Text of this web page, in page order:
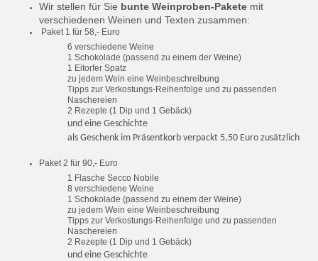
Wir stellen für Sie bunte Weinproben-Pakete mit
verschiedenen Weinen und Texten zusammen:
Paket 1 für 58,- Euro
6 verschiedene Weine
1 Schokolade (passend zu einem der Weine)
1 Eitorfer Spatz
zu jedem Wein eine Weinbeschreibung
Tipps zur Verkostungs-Reihenfolge und zu passenden
Naschereien
2 Rezepte (1 Dip und 1 Gebäck)
und eine Geschichte
als Geschenk im Präsentkorb verpackt 5,50 Euro zusätzlich
Paket 2 für 90,- Euro
1 Flasche Secco Nobile
8 verschiedene Weine
1 Schokolade (passend zu einem der Weine)
zu jedem Wein eine Weinbeschreibung
Tipps zur Verkostungs-Reihenfolge und zu passenden
Naschereien
2 Rezepte (1 Dip und 1 Gebäck)
und eine Geschichte